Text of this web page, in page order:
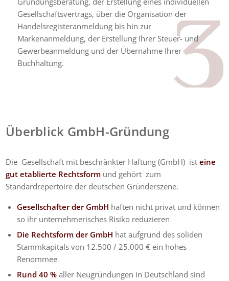
Gesellschaftsvertrags, über die Organisation der
Handelsregisteranmeldung bis hin zur
Markenanmeldung, der Erstellung Ihrer Steuer- und
Gewerbeanmeldung und der Übernahme Ihrer
Buchhaltung.
Überblick GmbH-Gründung
Die Gesellschaft mit beschränkter Haftung (GmbH) isteine
gut etablierte Rechtsform und gehört zum
Standardrepertoire der deutschen Gründerszene.
Gesellschafter der GmbH haften nicht privat und können
so ihr unternehmerisches Risiko reduzieren
Die Rechtsform der GmbH hat aufgrund des soliden
Stammkapitals von 12.500 / 25.000 € ein hohes
Renommee
Rund 40 % aller Neugründungen in Deutschland sind